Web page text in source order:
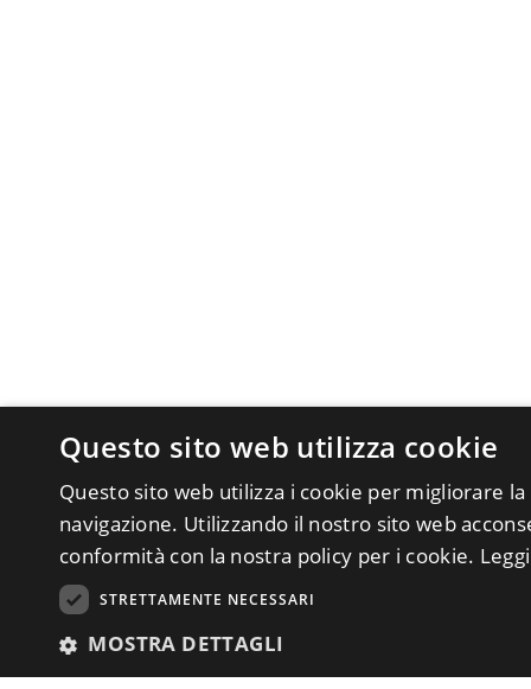
Questo sito web utilizza cookie
Questo sito web utilizza i cookie per migliorare
navigazione. Utilizzando il nostro sito web
conformità con la nostra policy per i cookie.
STRETTAMENTE NECESSARI
MOSTRA DETTAGLI